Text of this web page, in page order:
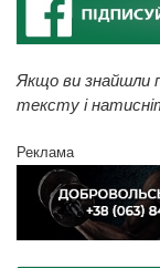
Якщо ви знайшли
тексту і
Реклама